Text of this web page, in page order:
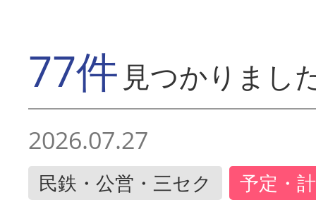
77件 見つかりまし
2026.07.27
民鉄・公営・三セク 予定・